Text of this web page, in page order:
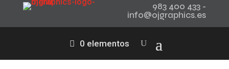
983 400 433 -
info@ojgraphics.es
0 elementos